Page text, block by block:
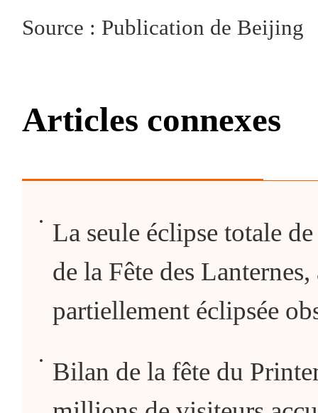
Source : Publication de Beijing
Articles connexes
La seule éclipse totale
de la Fête des
partiellement éclipsée
Bilan de la fête du